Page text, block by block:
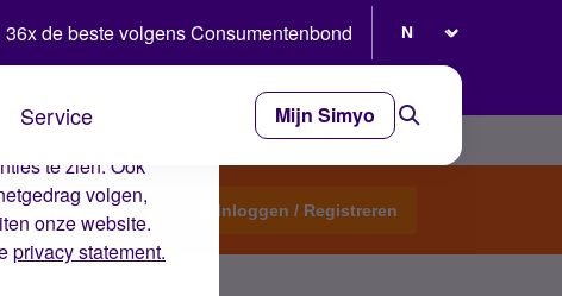
je ervaring op de
te zien. Ook
volgen,
onze website.
privacy statement.
36x de beste volgens Consumentenbond
Service Mijn Simyo
Start een topic Inloggen / Registreren